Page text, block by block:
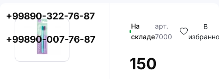
+99890-322-76-87
+99890-007-76-87
На
складе
арт.
7000
В
150